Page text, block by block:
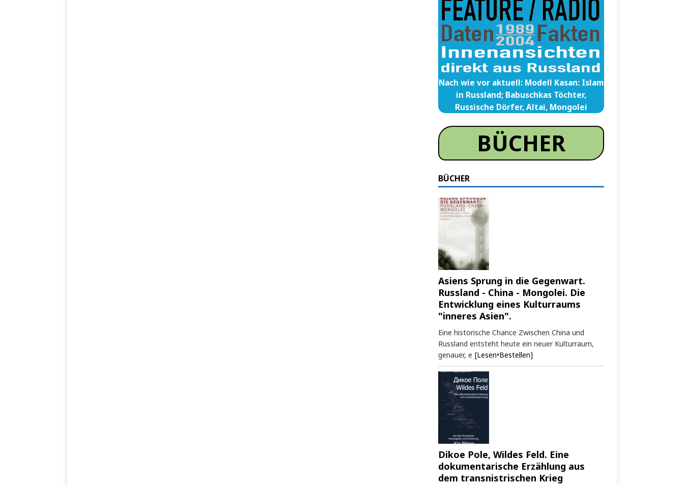
Nach wie vor aktuell: Modell Kasan: Islam
in Russland; Babuschkas Töchter,
Russische Dörfer, Altai, Mongolei
BÜCHER
BÜCHER
Asiens Sprung in die Gegenwart.
Russland - China - Mongolei. Die
Entwicklung eines Kulturraums
"inneres Asien".
Eine historische Chance Zwischen China und
Russland entsteht heute ein neuer Kulturraum,
genauer, e [Lesen•Bestellen]
Dikoe Pole, Wildes Feld. Eine
dokumentarische Erzählung aus
dem transnistrischen Krieg